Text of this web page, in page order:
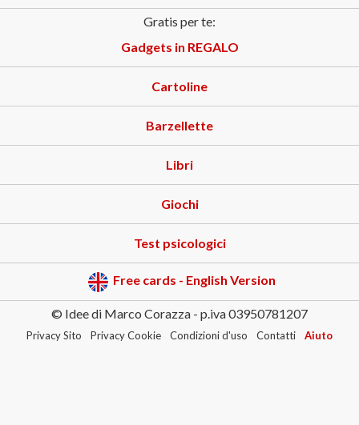
Gratis per te:
Gadgets in REGALO
Cartoline
Barzellette
Libri
Giochi
Test psicologici
Free cards - English Version
© Idee di Marco Corazza - p.iva 03950781207
Privacy Sito Privacy Cookie Condizioni d'uso Contatti Aiuto